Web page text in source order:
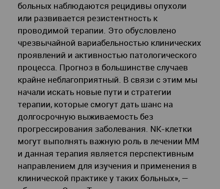
больных наблюдаются рецидивы опухоли
или развивается резистентность к
проводимой терапии. Это обусловлено
чрезвычайной вариабельностью клинических
проявлений и активностью патологического
процесса. Прогноз в большинстве случаев
крайне неблагоприятный. В связи с этим мы
начали искать новые пути и стратегии
терапии, которые смогут дать шанс на
долгосрочную выживаемость без
прогрессирования заболевания. NK-клетки
могут выполнять важную роль в лечении ММ
и данная терапия является перспективным
направлением для изучения и применения в
клинической практике у таких больных», —